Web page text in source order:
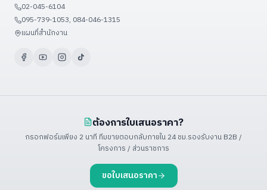
ติดต่อเรา / แผนที่
ดูเพิ่มเติม (+3)
02-045-6104
095-739-1053, 084-046-1315
แผนที่สำนักงาน
ต้องการใบเสนอราคา?
กรอกฟอร์มเพียง 2 นาที ทีมขายตอบกลับภายใน 24 ชม.รองรับงาน B2B /
โครงการ / ส่วนราชการ
ขอใบเสนอราคา